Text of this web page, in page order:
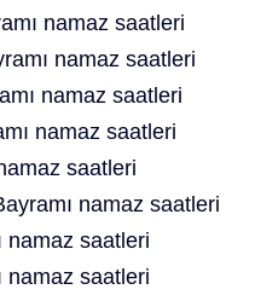
namaz saatleri
namaz saatleri
namaz saatleri
namaz saatleri
saatleri
namaz saatleri
namaz saatleri
namaz saatleri